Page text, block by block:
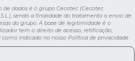
de dados é o grupo Cecotec (Cecotec
sendo a finalidade do tratamento o envio de
do grupo. A base de legitimidade é o
tem o direito de acesso, retificação,
indicado no nosso Política de privacidade